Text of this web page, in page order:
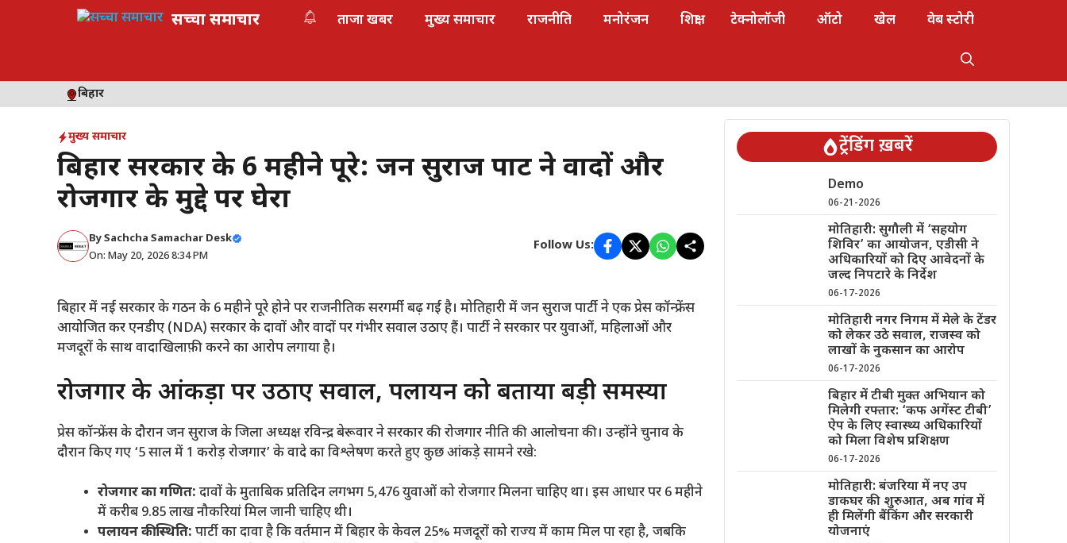
सच्चा समाचार ताजा खबर मुख्य समाचार राजनीति मनोरंजन शिक्षा टेक्नोलॉजी ऑटो खेल वेब स्टोरी
बिहार
मुख्य समाचार
बिहार सरकार के 6 महीने पूरे: जन सुराज पार्टी ने वादों और
रोजगार के मुद्दे पर घेरा
BySachcha Samachar Desk
On: May 20, 2026 8:34 PM
Follow Us:
बिहार में नई सरकार के गठन के 6 महीने पूरे होने पर राजनीतिक सरगर्मी बढ़ गई है। मोतिहारी में जन सुराज पार्टी ने एक प्रेस कॉन्फ्रेंस
आयोजित कर एनडीए (NDA) सरकार के दावों और वादों पर गंभीर सवाल उठाए हैं। पार्टी ने सरकार पर युवाओं, महिलाओं और
मजदूरों के साथ वादाखिलाफ़ी करने का आरोप लगाया है।
​रोजगार के आंकड़ों पर उठाए सवाल, पलायन को बताया बड़ी समस्या
​प्रेस कॉन्फ्रेंस के दौरान जन सुराज के जिला अध्यक्ष रविन्द्र बेरूवार ने सरकार की रोजगार नीति की आलोचना की। उन्होंने चुनाव के
दौरान किए गए ‘5 साल में 1 करोड़ रोजगार’ के वादे का विश्लेषण करते हुए कुछ आंकड़े सामने रखे:
रोजगार का गणित: दावों के मुताबिक प्रतिदिन लगभग 5,476 युवाओं को रोजगार मिलना चाहिए था। इस आधार पर 6 महीने
में करीब 9.85 लाख नौकरियां मिल जानी चाहिए थी।
पलायन की स्थिति: पार्टी का दावा है कि वर्तमान में बिहार के केवल 25% मजदूरों को राज्य में काम मिल पा रहा है, जबकि
ट्रेंडिंग ख़बरें
Demo
06-21-2026
मोतिहारी: सुगौली में ‘सहयोग
शिविर’ का आयोजन, एडीसी ने
अधिकारियों को दिए आवेदनों के
जल्द निपटारे के निर्देश
06-17-2026
मोतिहारी नगर निगम में मेले के टेंडर
को लेकर उठे सवाल, राजस्व को
लाखों के नुकसान का आरोप
06-17-2026
बिहार में टीबी मुक्त अभियान को
मिलेगी रफ्तार: ‘कफ अगेंस्ट टीबी’
ऐप के लिए स्वास्थ्य अधिकारियों
को मिला विशेष प्रशिक्षण
06-17-2026
मोतिहारी: बंजरिया में नए उप
डाकघर की शुरुआत, अब गांव में
ही मिलेंगी बैंकिंग और सरकारी
योजनाएं